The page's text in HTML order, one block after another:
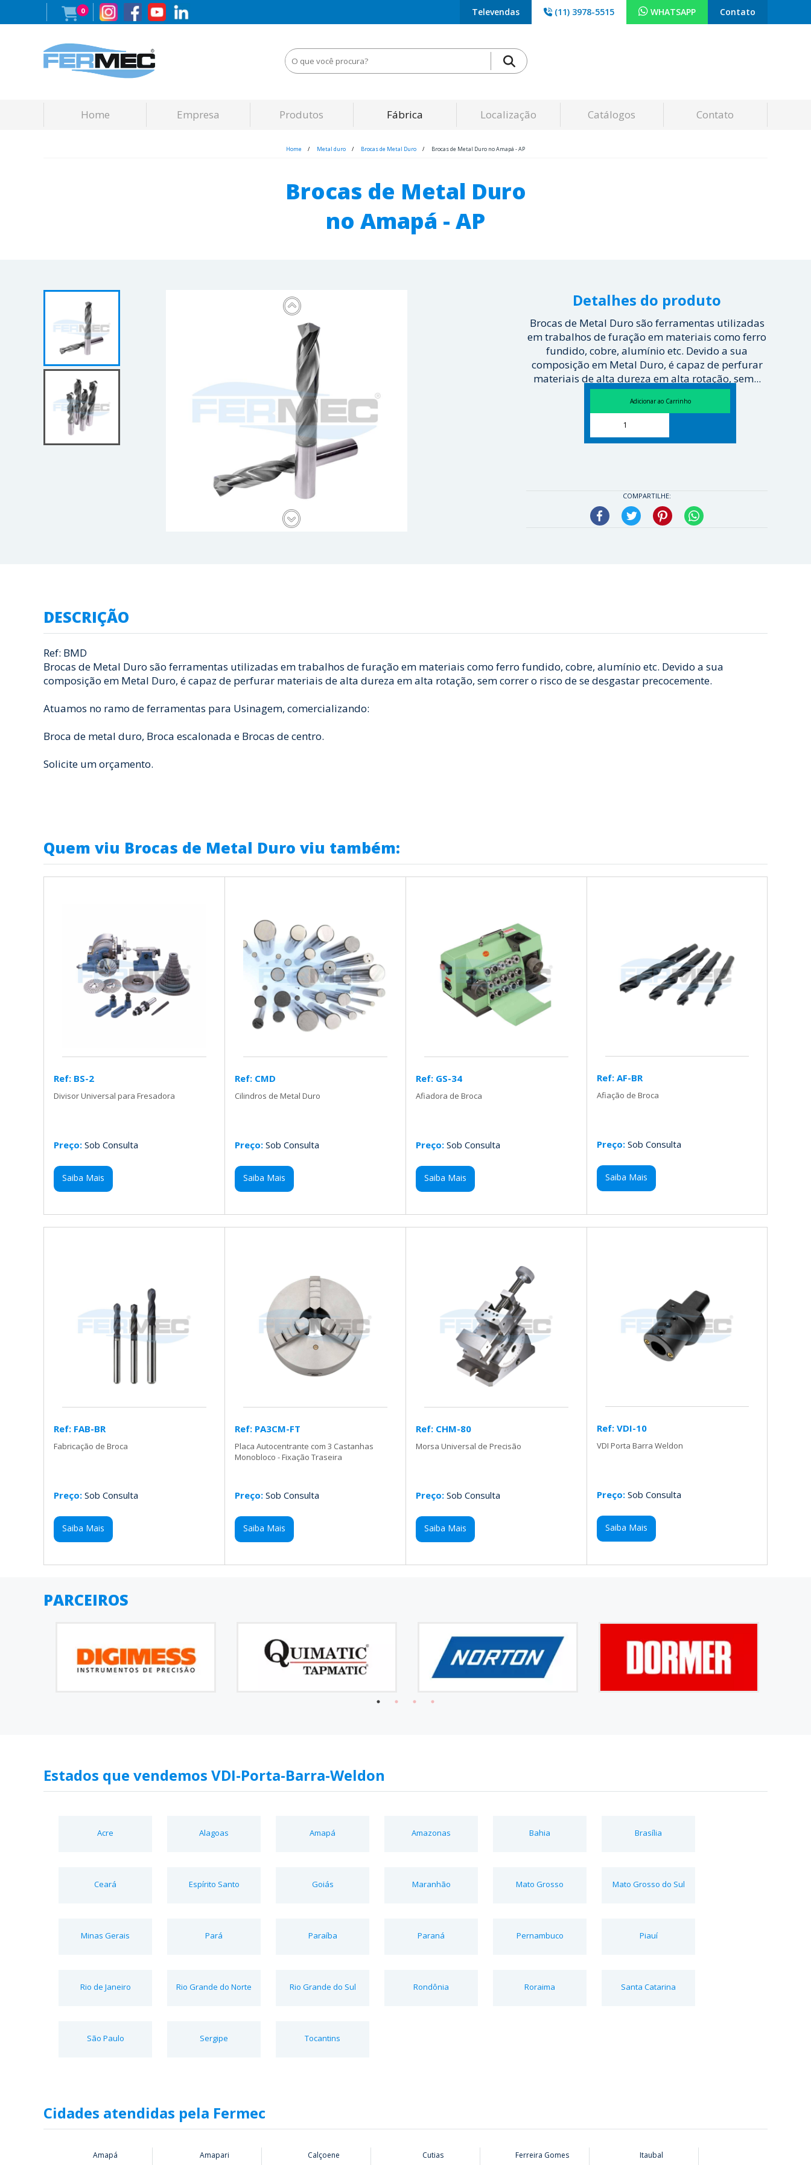
0 Contato
WHATSAPP
(11) 3978-5515
Televendas
Home Empresa Produtos Fábrica Localização Catálogos Contato
Home Metal duro Brocas de Metal Duro Brocas de Metal Duro no Amapá - AP
Brocas de Metal Duro
no Amapá - AP
Detalhes do produto
Brocas de Metal Duro são ferramentas utilizadas
em trabalhos de furação em materiais como ferro
fundido, cobre, alumínio etc. Devido a sua
composição em Metal Duro, é capaz de perfurar
materiais de alta dureza em alta rotação, sem...
[ Veja mais ]
COMPARTILHE:
Facebook Twitter Pinterest
DESCRIÇÃO
Ref: BMD
Brocas de Metal Duro são ferramentas utilizadas em trabalhos de furação em materiais como ferro fundido, cobre, alumínio etc. Devido a sua
composição em Metal Duro, é capaz de perfurar materiais de alta dureza em alta rotação, sem correr o risco de se desgastar precocemente.
Atuamos no ramo de ferramentas para Usinagem, comercializando:
Broca de metal duro, Broca escalonada e Brocas de centro.
Solicite um orçamento.
Quem viu Brocas de Metal Duro viu também:
Ref: BS-2
Divisor Universal para Fresadora
Preço: Sob Consulta
Saiba Mais
Ref: CMD
Cilindros de Metal Duro
Preço: Sob Consulta
Saiba Mais
Ref: GS-34
Afiadora de Broca
Preço: Sob Consulta
Saiba Mais
Ref: AF-BR
Afiação de Broca
Preço: Sob Consulta
Saiba Mais
Ref: FAB-BR
Fabricação de Broca
Preço: Sob Consulta
Saiba Mais
Ref: PA3CM-FT
Placa Autocentrante com 3 Castanhas
Monobloco - Fixação Traseira
Preço: Sob Consulta
Saiba Mais
Ref: CHM-80
Morsa Universal de Precisão
Preço: Sob Consulta
Saiba Mais
Ref: VDI-10
VDI Porta Barra Weldon
Preço: Sob Consulta
Saiba Mais
PARCEIROS
Estados que vendemos VDI-Porta-Barra-Weldon
Acre Alagoas Amapá Amazonas Bahia Brasília
Ceará Espírito Santo Goiás Maranhão Mato Grosso Mato Grosso do Sul
Minas Gerais Pará Paraíba Paraná Pernambuco Piauí
Rio de Janeiro Rio Grande do Norte Rio Grande do Sul Rondônia Roraima Santa Catarina
São Paulo Sergipe Tocantins
Cidades atendidas pela Fermec
Amapá Amapari Calçoene Cutias Ferreira Gomes Itaubal